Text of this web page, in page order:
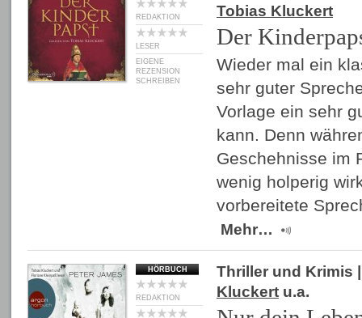
REDAKTION
LESER
EIGENE
REZENSION
SCHREIBEN
Tobias Kluckert
Der
Wieder mal ein
sehr guter
Vorlage ein sehr
kann. Denn
Geschehnisse im
wenig holperig
vorbereitete
Mehr…
HÖRBUCH
REDAKTION
Thriller und Krimis
Kluckert u.a.